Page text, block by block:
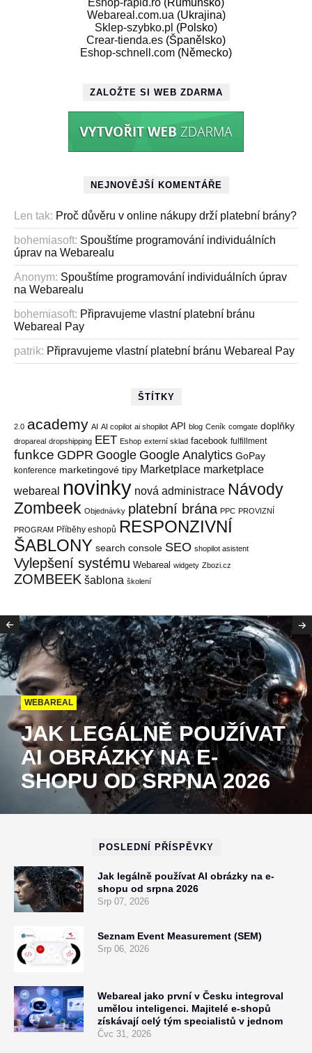
Eshop-rapid.ro (Rumunsko)
Webareal.com.ua (Ukrajina)
Sklep-szybko.pl (Polsko)
Crear-tienda.es (Španělsko)
Eshop-schnell.com (Německo)
ZALOŽTE SI WEB ZDARMA
NEJNOVĚJŠÍ KOMENTÁŘE
Len tak: Proč důvěru v online nákupy drží platební brány?
bohemiasoft: Spouštíme programování individuálních
úprav na Webarealu
Anonym: Spouštíme programování individuálních úprav
na Webarealu
bohemiasoft: Připravujeme vlastní platební bránu
Webareal Pay
patrik: Připravujeme vlastní platební bránu Webareal Pay
ŠTÍTKY
2.0 academy AI AI copilot ai shopilot API blog Ceník comgate doplňky
dropareal dropshipping EET Eshop externí sklad facebook fulfillment
funkce GDPR Google Google Analytics GoPay
konference marketingové tipy Marketplace marketplace
webareal novinky nová administrace Návody
Zombeek Objednávky platební brána PPC PROVIZNÍ
PROGRAM Příběhy eshopů RESPONZIVNÍ
ŠABLONY search console SEO shopilot asistent
Vylepšení systému Webareal widgety Zbozi.cz
ZOMBEEK šablona školení
WEBAREAL
JAK LEGÁLNĚ POUŽÍVAT
AI OBRÁZKY NA E-
SHOPU OD SRPNA 2026
POSLEDNÍ PŘÍSPĚVKY
Jak legálně používat AI obrázky na e-
shopu od srpna 2026
Srp 07, 2026
Seznam Event Measurement (SEM)
Srp 06, 2026
Webareal jako první v Česku integroval
umělou inteligenci. Majitelé e-shopů
získávají celý tým specialistů v jednom
Čvc 31, 2026